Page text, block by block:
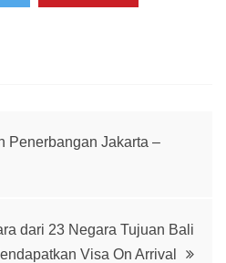
Penerbangan Jakarta –
dari 23 Negara Tujuan Bali
Visa On Arrival